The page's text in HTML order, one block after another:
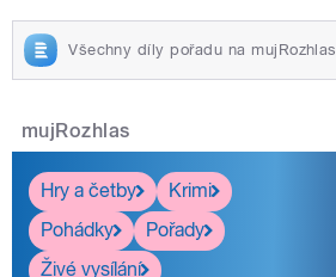
Všechny díly pořadu na mujRozhlas
mujRozhlas
Hry a četby
Krimi
Pohádky
Pořady
Živé vysílání